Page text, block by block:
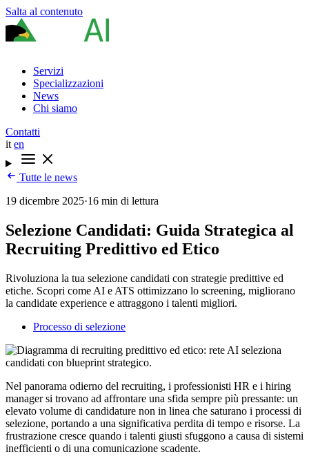
Salta al contenuto
Servizi
Specializzazioni
News
Chi siamo
Contatti
it en
Tutte le news
19 dicembre 2025·16 min di lettura
Selezione Candidati: Guida Strategica al
Recruiting Predittivo ed Etico
Rivoluziona la tua selezione candidati con strategie predittive ed
etiche. Scopri come AI e ATS ottimizzano lo screening, migliorano
la candidate experience e attraggono i talenti migliori.
Processo di selezione
Nel panorama odierno del recruiting, i professionisti HR e i hiring
manager si trovano ad affrontare una sfida sempre più pressante: un
elevato volume di candidature non in linea che saturano i processi di
selezione, portando a una significativa perdita di tempo e risorse. La
frustrazione cresce quando i talenti giusti sfuggono a causa di sistemi
inefficienti o di una comunicazione scadente.